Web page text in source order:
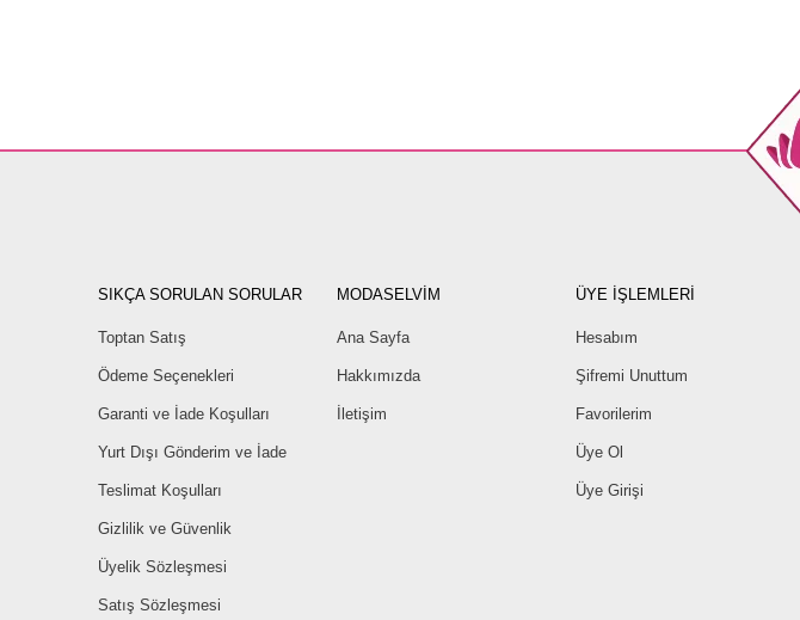
SIKÇA SORULAN SORULAR
Toptan Satış
Ödeme Seçenekleri
Garanti ve İade Koşulları
Yurt Dışı Gönderim ve İade
Teslimat Koşulları
Gizlilik ve Güvenlik
Üyelik Sözleşmesi
Satış Sözleşmesi
MODASELVİM
Ana Sayfa
Hakkımızda
İletişim
ÜYE İŞLEMLERİ
Hesabım
Şifremi Unuttum
Favorilerim
Üye Ol
Üye Girişi